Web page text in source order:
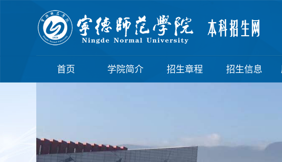
首页 学院简介 招生章程 招生信息